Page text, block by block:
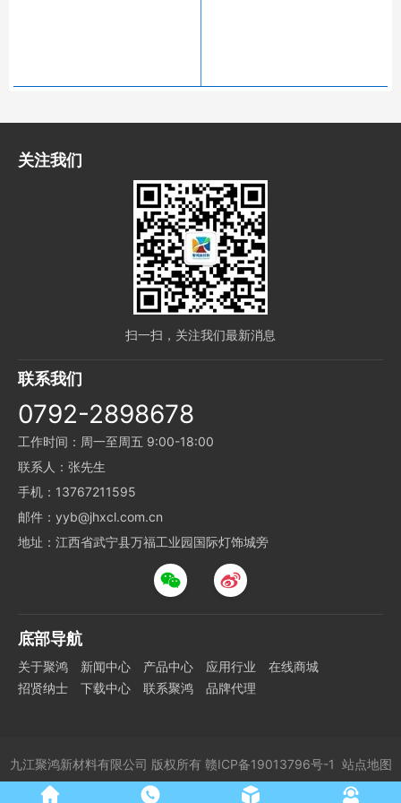
关注我们
扫一扫，关注我们最新消息
联系我们
0792-2898678
工作时间：周一至周五 9:00-18:00
联系人：张先生
手机：13767211595
邮件：yyb@jhxcl.com.cn
地址：江西省武宁县万福工业园国际灯饰城旁
底部导航
关于聚鸿 新闻中心 产品中心 应用行业
在线商城
招贤纳士
下载中心 联系聚鸿 品牌代理
九江聚鸿新材料有限公司 版权所有 赣ICP备19013796号-1 站点地图